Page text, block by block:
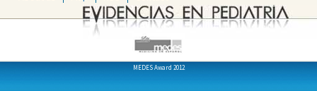
MEDES Award 2012